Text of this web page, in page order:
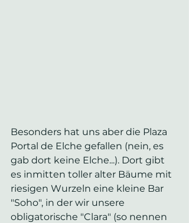
Besonders hat uns aber die Plaza
Portal de Elche gefallen (nein, es
gab dort keine Elche...). Dort gibt
es inmitten toller alter Bäume mit
riesigen Wurzeln eine kleine Bar
"Soho", in der wir unsere
obligatorische "Clara" (so nennen